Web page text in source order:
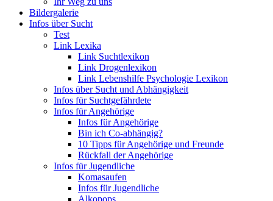
Bildergalerie
Infos über Sucht
Test
Link Lexika
Link Suchtlexikon
Link Drogenlexikon
Link Lebenshilfe Psychologie Lexikon
Infos über Sucht und Abhängigkeit
Infos für Suchtgefährdete
Infos für Angehörige
Infos für Angehörige
Bin ich Co-abhängig?
10 Tipps für Angehörige und Freunde
Rückfall der Angehörige
Infos für Jugendliche
Komasaufen
Infos für Jugendliche
Alkopops